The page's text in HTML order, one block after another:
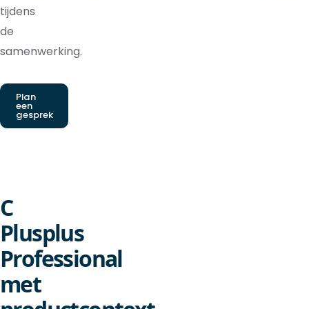
tijdens
de
samenwerking.
Plan
een
gesprek
C
Plusplus
Professional
met